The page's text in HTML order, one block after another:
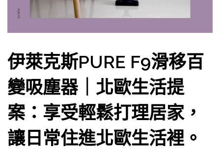
伊萊克斯PURE F9滑移百
變吸塵器｜北歐生活提
案：享受輕鬆打理居家，
讓日常住進北歐生活裡。